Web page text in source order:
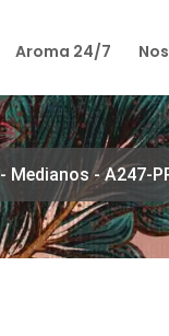
Aroma 24/7
- Medianos - A247-